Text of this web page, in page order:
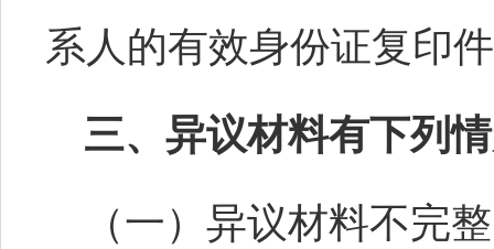
系人的有效身份证复印
三、异议材料有下列
（一）异议材料不完